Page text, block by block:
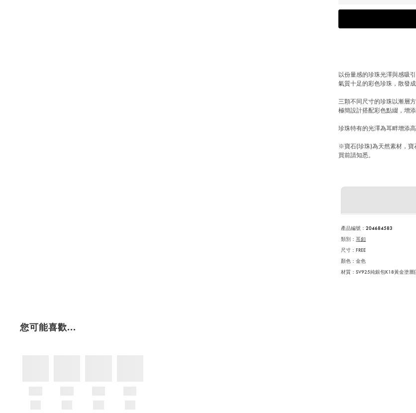
以份量感的珍珠光澤與感吸引
氣質十足的彩色珍珠，散發
三顆不同尺寸的珍珠以漸層
極簡設計搭配彩色點綴，增添
珍珠特有的光澤為耳畔增添
※寶石(珍珠)為天然素材，寶
買前請知悉。
產品編號 ：204684583
類別：耳釦
尺寸：FREE
顏色：金色
材質：SV925純銀包K18黃金塗
您可能喜歡...